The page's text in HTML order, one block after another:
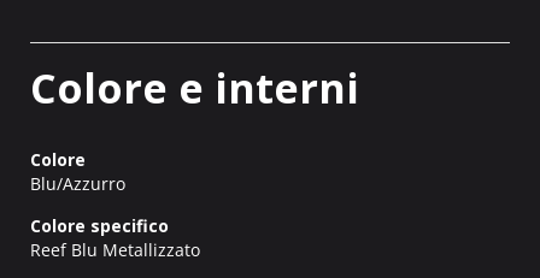
Colore e interni
Colore
Blu/Azzurro
Colore specifico
Reef Blu Metallizzato